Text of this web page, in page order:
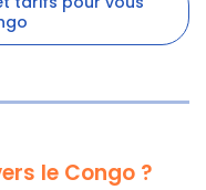
le Congo ?